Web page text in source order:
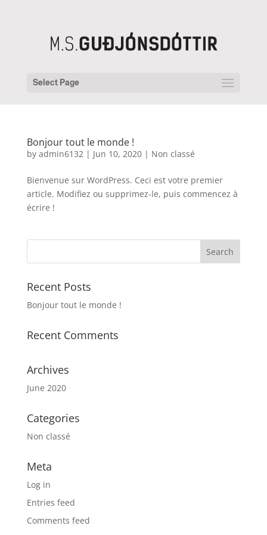
Select Page
Bonjour tout le monde !
by admin6132| Jun 10, 2020| Non classé
Bienvenue sur WordPress. Ceci est votre premier
article. Modifiez ou supprimez-le, puis commencez à
écrire !
Recent Posts
Bonjour tout le monde !
Recent Comments
Archives
June 2020
Categories
Non classé
Meta
Log in
Entries feed
Comments feed